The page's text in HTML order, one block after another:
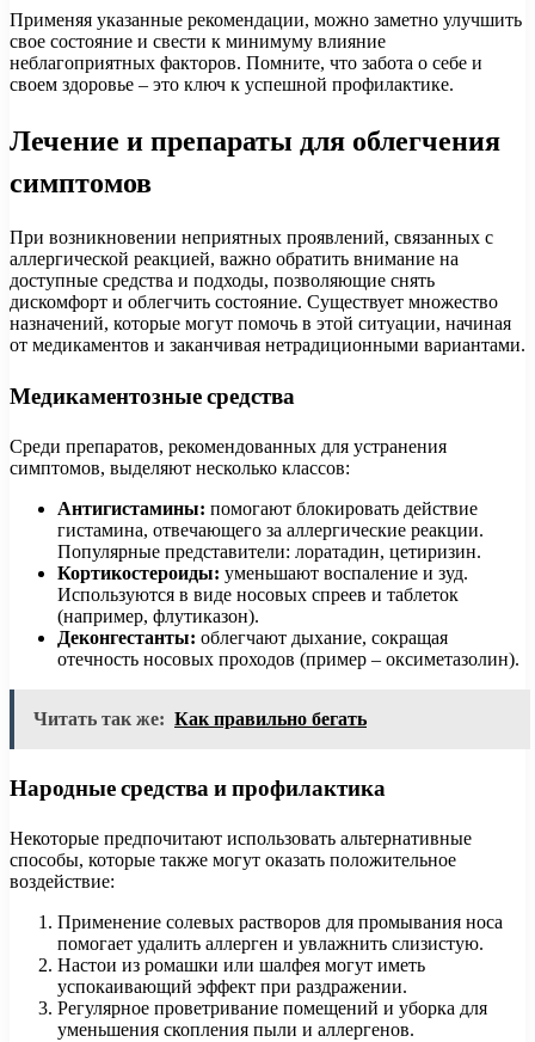
Применяя указанные рекомендации, можно заметно улучшить
свое состояние и свести к минимуму влияние
неблагоприятных факторов. Помните, что забота о себе и
своем здоровье – это ключ к успешной профилактике.
Лечение и препараты для облегчения
симптомов
При возникновении неприятных проявлений, связанных с
аллергической реакцией, важно обратить внимание на
доступные средства и подходы, позволяющие снять
дискомфорт и облегчить состояние. Существует множество
назначений, которые могут помочь в этой ситуации, начиная
от медикаментов и заканчивая нетрадиционными вариантами.
Медикаментозные средства
Среди препаратов, рекомендованных для устранения
симптомов, выделяют несколько классов:
Антигистамины: помогают блокировать действие
гистамина, отвечающего за аллергические реакции.
Популярные представители: лоратадин, цетиризин.
Кортикостероиды: уменьшают воспаление и зуд.
Используются в виде носовых спреев и таблеток
(например, флутиказон).
Деконгестанты: облегчают дыхание, сокращая
отечность носовых проходов (пример – оксиметазолин).
Читать так же: Как правильно бегать
Народные средства и профилактика
Некоторые предпочитают использовать альтернативные
способы, которые также могут оказать положительное
воздействие:
Применение солевых растворов для промывания носа
помогает удалить аллерген и увлажнить слизистую.
Настои из ромашки или шалфея могут иметь
успокаивающий эффект при раздражении.
Регулярное проветривание помещений и уборка для
уменьшения скопления пыли и аллергенов.